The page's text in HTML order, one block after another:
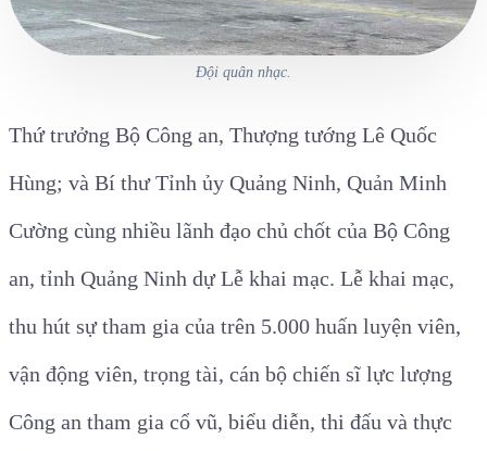
Đội quân nhạc.
Thứ trưởng Bộ Công an, Thượng tướng Lê Quốc
Hùng; và Bí thư Tỉnh ủy Quảng Ninh, Quản Minh
Cường cùng nhiều lãnh đạo chủ chốt của Bộ Công
an, tỉnh Quảng Ninh dự Lễ khai mạc. Lễ khai mạc,
thu hút sự tham gia của trên 5.000 huấn luyện viên,
vận động viên, trọng tài, cán bộ chiến sĩ lực lượng
Công an tham gia cổ vũ, biểu diễn, thi đấu và thực